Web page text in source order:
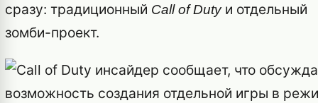
сразу: традиционный Call of Dutyи отдельный
зомби-проект.